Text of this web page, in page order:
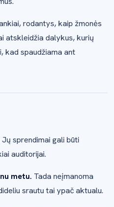
rodantys, kaip žmonės
atskleidžia dalykus, kurių
kad spaudžiama ant
Jų sprendimai gali būti
auditorijai.
metu. Tada neįmanoma
srautu tai ypač aktualu.